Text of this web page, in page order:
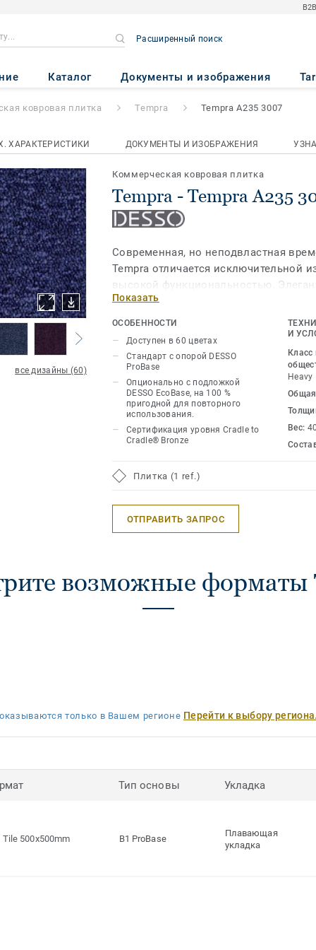
Расширенный поиск
Каталог Документы и изображения
3007
ковровая плитка Tempra Tempra A235 3007
ХАРАКТЕРИСТИКИ ДОКУМЕНТЫ И ИЗОБРАЖЕНИЯ
все дизайны (60)
Коммерческая ковровая плитка
Tempra - Tempra A235
Современная, но неподвластная
Tempra отличается исключительной
высокой функциональностью.
плитка с плотным низкоуровневым
яркими цветовыми решениями
стиль, который вдохновит
офисы. Доступный в диапазоне 60
оттенками. Возможности сочетания
Показать
ОСОБЕННОСТИ
Доступен в 60 цветах
Стандарт с опорой DESSO
ProBase
Опционально с подложкой
DESSO EcoBase, на 100 %
пригодной для повторного
использования.
Сертификация уровня Cradle to
Cradle® Bronze
И
Heavy
Вес:
Плитка (1 ref.)
ОТПРАВИТЬ ЗАПРОС
возможные форматы
только в Вашем регионе Перейти к выбору
Тип основы Укладка
Tile 500x500mm B1 ProBase
Плавающая
укладка